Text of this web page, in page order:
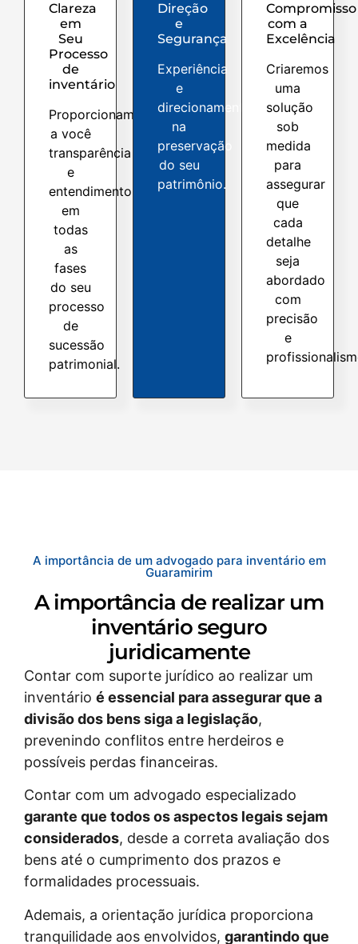
Clareza
em
Seu
Processo
de
inventário
Proporcionamos
a você
transparência
e
entendimento
em
todas
as
fases
do seu
processo
de
sucessão
patrimonial.
Direção
e
Segurança
Experiência
e
direcionamento
na
preservação
do seu
patrimônio.
Compromisso
com a
Excelência
Criaremos
uma
solução
sob
medida
para
assegurar
que
cada
detalhe
seja
abordado
com
precisão
e
A importância de um advogado para inventário em
Guaramirim
A importância de realizar um
inventário seguro
juridicamente
Contar com suporte jurídico ao realizar um
inventário é essencial para assegurar que a
divisão dos bens siga a legislação,
prevenindo conflitos entre herdeiros e
possíveis perdas financeiras.
Contar com um advogado especializado
garante que todos os aspectos legais sejam
considerados, desde a correta avaliação dos
bens até o cumprimento dos prazos e
formalidades processuais.
Ademais, a orientação jurídica proporciona
tranquilidade aos envolvidos, garantindo que